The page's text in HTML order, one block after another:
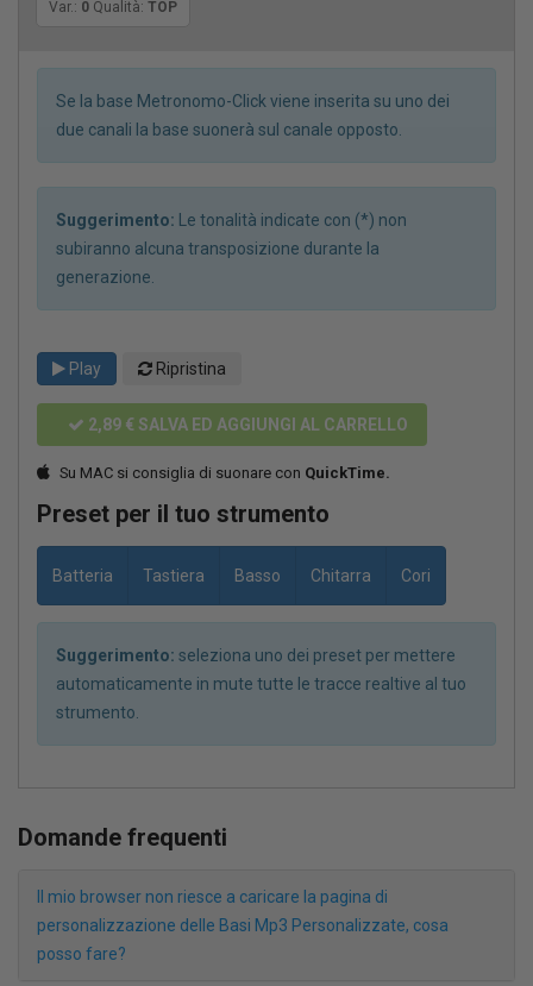
Var.: 0 Qualità: TOP
Se la base Metronomo-Click viene inserita su uno dei
due canali la base suonerà sul canale opposto.
Suggerimento: Le tonalità indicate con (*) non
subiranno alcuna transposizione durante la
generazione.
Play Ripristina
2,89 € SALVA ED AGGIUNGI AL CARRELLO
Su MAC si consiglia di suonare con QuickTime.
Preset per il tuo strumento
Batteria Tastiera Basso Chitarra Cori
Suggerimento: seleziona uno dei preset per mettere
automaticamente in mute tutte le tracce realtive al tuo
strumento.
Domande frequenti
Il mio browser non riesce a caricare la pagina di
personalizzazione delle Basi Mp3 Personalizzate, cosa
posso fare?